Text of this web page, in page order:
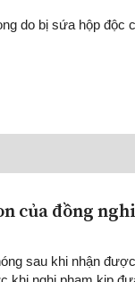
do bị sứa hộp độc
của đồng
sau khi nhận